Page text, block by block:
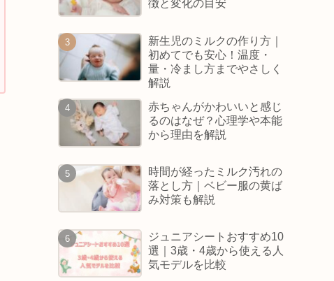
徴と変化の目安
新生児のミルクの作り方｜
初めてでも安心！温度・
量・冷まし方までやさしく
解説
赤ちゃんがかわいいと感じ
るのはなぜ？心理学や本能
から理由を解説
時間が経ったミルク汚れの
落とし方｜ベビー服の黄ば
み対策も解説
ジュニアシートおすすめ10
選｜3歳・4歳から使える人
気モデルを比較